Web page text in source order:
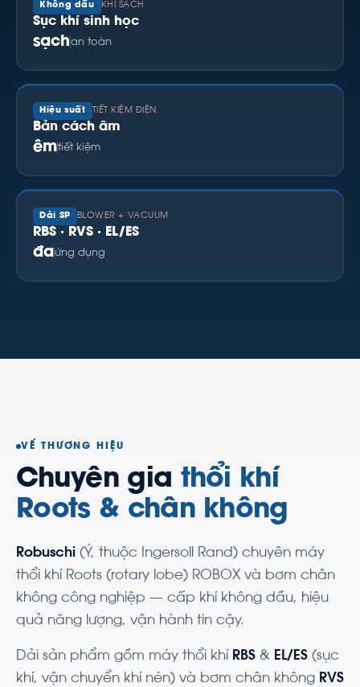
Không dầu KHÍ SẠCH
Sục khí sinh học
sạchan toàn
Hiệu suất TIẾT KIỆM ĐIỆN
Bản cách âm
êmtiết kiệm
Dải SP BLOWER + VACUUM
RBS · RVS · EL/ES
đaứng dụng
VỀ THƯƠNG HIỆU
Chuyên gia thổi khí
Roots & chân không
Robuschi (Ý, thuộc Ingersoll Rand) chuyên máy
thổi khí Roots (rotary lobe) ROBOX và bơm chân
không công nghiệp — cấp khí không dầu, hiệu
quả năng lượng, vận hành tin cậy.
Dải sản phẩm gồm máy thổi khí RBS & EL/ES (sục
khí, vận chuyển khí nén) và bơm chân không RVS